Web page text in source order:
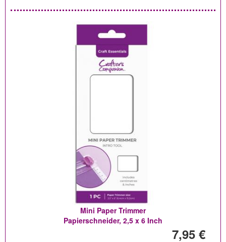
Mini Paper Trimmer
Papierschneider, 2,5 x 6 Inch
7,95 €